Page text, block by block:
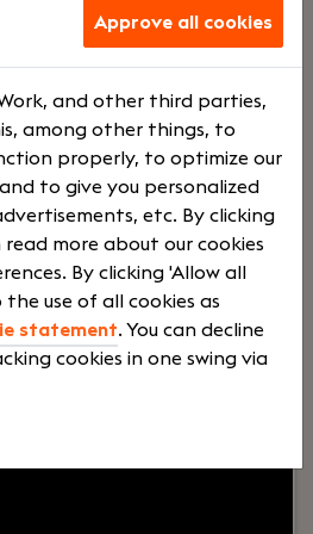
€
2500 -
€
3500
administratie- en
het niet alleen om
Approve all cookies
and other third parties,
among other things, to
properly, to optimize our
to give you personalized
etc. By clicking
read more about our cookies
By clicking 'Allow all
use of all cookies as
statement. You can decline
cookies in one swing via